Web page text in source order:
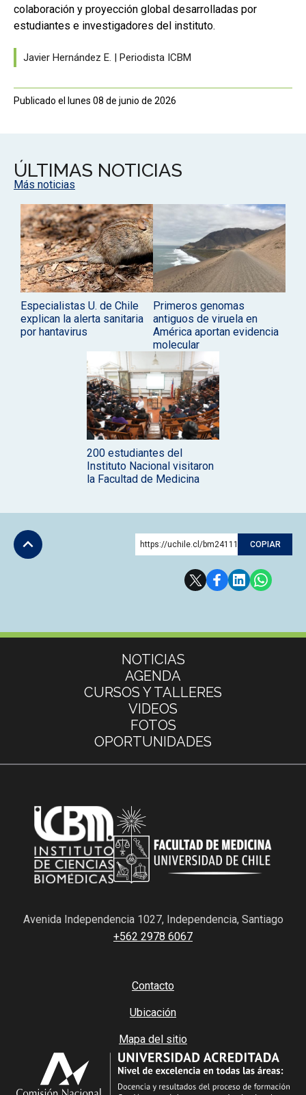
colaboración y proyección global desarrolladas por
estudiantes e investigadores del instituto.
Javier Hernández E. | Periodista ICBM
Publicado el lunes 08 de junio de 2026
ÚLTIMAS NOTICIAS
Más noticias
Especialistas U. de Chile
explican la alerta sanitaria
por hantavirus
Primeros genomas
antiguos de viruela en
América aportan evidencia
molecular
200 estudiantes del
Instituto Nacional visitaron
la Facultad de Medicina
https://uchile.cl/bm241116 COPIAR
NOTICIAS
AGENDA
CURSOS Y TALLERES
VIDEOS
FOTOS
OPORTUNIDADES
Avenida Independencia 1027, Independencia, Santiago
+562 2978 6067
Contacto
Ubicación
Mapa del sitio